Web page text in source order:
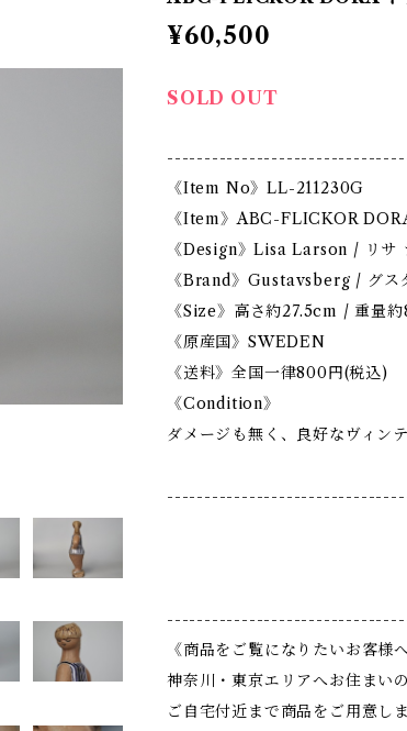
¥60,500
SOLD OUT
《Item No》LL-211230G
《Item》ABC-FLICKOR
《Design》Lisa Larson / リサ
《Brand》Gustavsberg / グス
《Size》高さ約27.5cm / 重量
《原産国》SWEDEN
《送料》全国一律800円(税込)
《Condition》
ダメージも無く、良好なヴィン
《商品をご覧になりたいお客様へ
神奈川・東京エリアへお住まいの
ご自宅付近まで商品をご用意しま